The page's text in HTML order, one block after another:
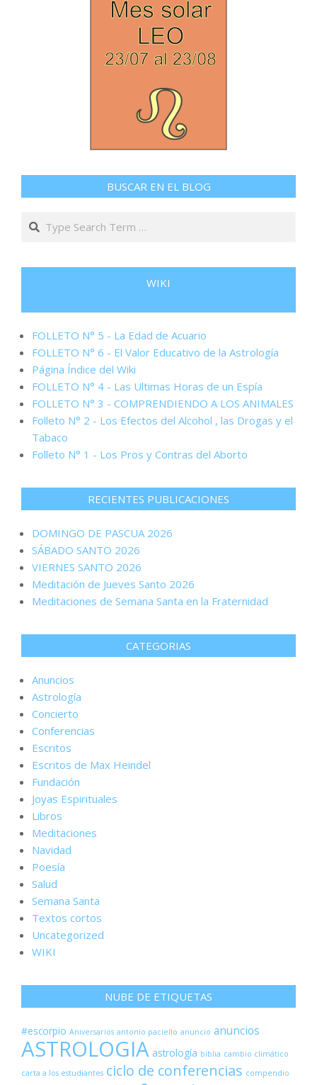
BUSCAR EN EL BLOG
Search
WIKI
FOLLETO N° 5 - La Edad de Acuario
FOLLETO N° 6 - El Valor Educativo de la Astrología
Página Índice del Wiki
FOLLETO N° 4 - Las Ultimas Horas de un Espía
FOLLETO N° 3 - COMPRENDIENDO A LOS ANIMALES
Folleto N° 2 - Los Efectos del Alcohol , las Drogas y el
Tabaco
Folleto N° 1 - Los Pros y Contras del Aborto
RECIENTES PUBLICACIONES
DOMINGO DE PASCUA 2026
SÁBADO SANTO 2026
VIERNES SANTO 2026
Meditación de Jueves Santo 2026
Meditaciones de Semana Santa en la Fraternidad
CATEGORIAS
Anuncios
Astrología
Concierto
Conferencias
Escritos
Escritos de Max Heindel
Fundación
Joyas Espirituales
Libros
Meditaciones
Navidad
Poesía
Salud
Semana Santa
Textos cortos
Uncategorized
WIKI
NUBE DE ETIQUETAS
#escorpio Aniversarios antonio paciello anuncio anuncios
ASTROLOGIA astrología biblia cambio climático
carta a los estudiantes ciclo de conferencias compendio